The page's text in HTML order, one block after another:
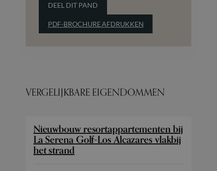
DEEL DIT PAND
PDF-BROCHURE AFDRUKKEN
VERGELIJKBARE EIGENDOMMEN
Nieuwbouw resortappartementen bij
La Serena Golf-Los Alcazares vlakbij
het strand